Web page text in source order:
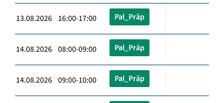
13.08.2026 16:00-17:00 Pal_Präp
14.08.2026 08:00-09:00 Pal_Präp
14.08.2026 09:00-10:00 Pal_Präp